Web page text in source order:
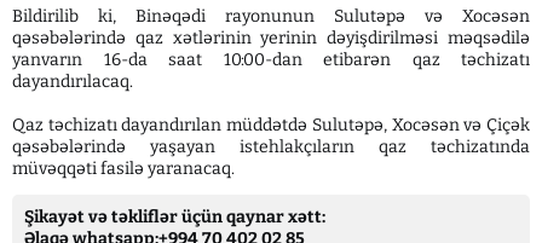
Bildirilib ki, Binəqədi rayonunun Sulutəpə və Xocəsən
qəsəbələrində qaz xətlərinin yerinin dəyişdirilməsi məqsədilə
yanvarın 16-da saat 10:00-dan etibarən qaz təchizatı
dayandırılacaq.
Qaz təchizatı dayandırılan müddətdə Sulutəpə, Xocəsən və Çiçək
qəsəbələrində yaşayan istehlakçıların qaz təchizatında
müvəqqəti fasilə yaranacaq.
Şikayət və təkliflər üçün qaynar xətt:
Əlaqə whatsapp:+994 70 402 02 85